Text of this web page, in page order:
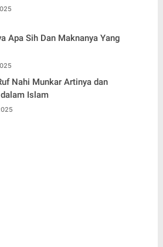
Apa Sih Dan Maknanya Yang
Nahi Munkar Artinya dan
Islam